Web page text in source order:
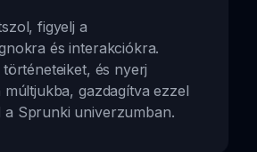
figyelj a
és interakciókra.
történeteiket, és nyerj
múltjukba, gazdagítva ezzel
a Sprunki univerzumban.